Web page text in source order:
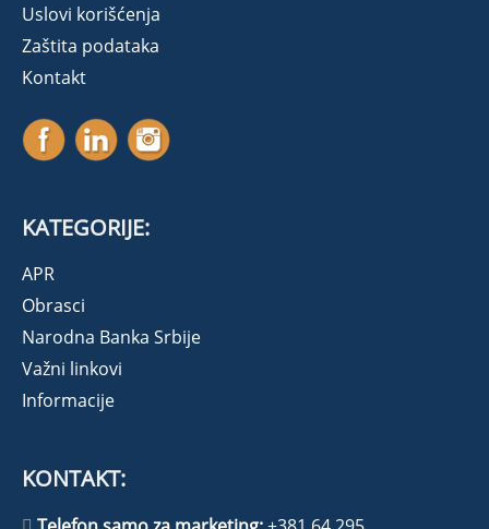
Uslovi korišćenja
Zaštita podataka
Kontakt
KATEGORIJE:
APR
Obrasci
Narodna Banka Srbije
Važni linkovi
Informacije
KONTAKT: